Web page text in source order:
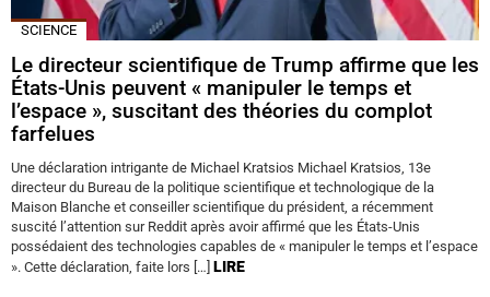
SCIENCE
Le directeur scientifique de Trump affirme que les
États-Unis peuvent « manipuler le temps et
l’espace », suscitant des théories du complot
farfelues
Une déclaration intrigante de Michael Kratsios Michael Kratsios, 13e
directeur du Bureau de la politique scientifique et technologique de la
Maison Blanche et conseiller scientifique du président, a récemment
suscité l’attention sur Reddit après avoir affirmé que les États-Unis
possédaient des technologies capables de « manipuler le temps et l’espace
». Cette déclaration, faite lors […] LIRE